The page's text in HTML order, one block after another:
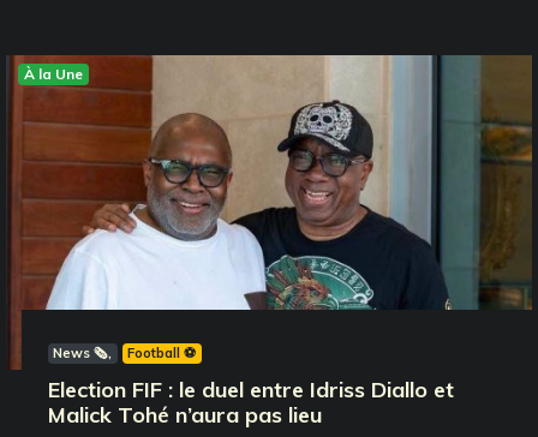
À la Une
News 🗞️ Football ⚽️
Election FIF : le duel entre Idriss Diallo et
Malick Tohé n’aura pas lieu